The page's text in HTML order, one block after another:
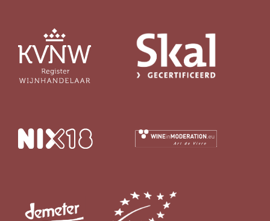
Vin Nature
Ja(72)